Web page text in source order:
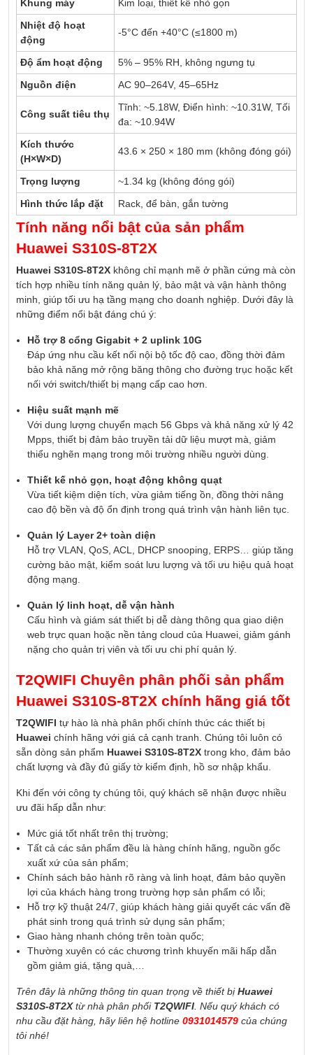
Khung máy
Kim loại, thiết kế nhỏ gọn
Nhiệt độ hoạt
động
-5°C đến +40°C (≤1800 m)
Độ ẩm hoạt động
5% – 95% RH, không ngưng tụ
Nguồn điện
AC 90–264V, 45–65Hz
Công suất tiêu thụ
Tĩnh: ~5.18W, Điển hình: ~10.31W, Tối
đa: ~10.94W
Kích thước
(H×W×D)
43.6 × 250 × 180 mm (không đóng gói)
Trọng lượng
~1.34 kg (không đóng gói)
Hình thức lắp đặt
Rack, để bàn, gắn tường
Tính năng nổi bật của sản phẩm
Huawei S310S-8T2X
Huawei S310S-8T2X không chỉ mạnh mẽ ở phần cứng mà còn
tích hợp nhiều tính năng quản lý, bảo mật và vận hành thông
minh, giúp tối ưu hạ tầng mạng cho doanh nghiệp. Dưới đây là
những điểm nổi bật đáng chú ý:
Hỗ trợ 8 cổng Gigabit + 2 uplink 10G
Đáp ứng nhu cầu kết nối nội bộ tốc độ cao, đồng thời đảm
bảo khả năng mở rộng băng thông cho đường trục hoặc kết
nối với switch/thiết bị mạng cấp cao hơn.
Hiệu suất mạnh mẽ
Với dung lượng chuyển mạch 56 Gbps và khả năng xử lý 42
Mpps, thiết bị đảm bảo truyền tải dữ liệu mượt mà, giảm
thiểu nghẽn mạng trong môi trường nhiều người dùng.
Thiết kế nhỏ gọn, hoạt động không quạt
Vừa tiết kiệm diện tích, vừa giảm tiếng ồn, đồng thời nâng
cao độ bền và độ ổn định trong quá trình vận hành liên tục.
Quản lý Layer 2+ toàn diện
Hỗ trợ VLAN, QoS, ACL, DHCP snooping, ERPS… giúp tăng
cường bảo mật, kiểm soát lưu lượng và tối ưu hiệu quả hoạt
động mạng.
Quản lý linh hoạt, dễ vận hành
Cấu hình và giám sát thiết bị dễ dàng thông qua giao diện
web trực quan hoặc nền tảng cloud của Huawei, giảm gánh
nặng cho quản trị viên và tối ưu chi phí quản lý.
T2QWIFI Chuyên phân phối sản phẩm
Huawei S310S-8T2X chính hãng giá tốt
T2QWIFI tự hào là nhà phân phối chính thức các thiết bị
Huawei chính hãng với giá cả cạnh tranh. Chúng tôi luôn có
sẵn dòng sản phẩm Huawei S310S-8T2X trong kho, đảm bảo
chất lượng và đầy đủ giấy tờ kiểm định, hồ sơ nhập khẩu.
Khi đến với công ty chúng tôi, quý khách sẽ nhận được nhiều
ưu đãi hấp dẫn như:
Mức giá tốt nhất trên thị trường;
Tất cả các sản phẩm đều là hàng chính hãng, nguồn gốc
xuất xứ của sản phẩm;
Chính sách bảo hành rõ ràng và linh hoạt, đảm bảo quyền
lợi của khách hàng trong trường hợp sản phẩm có lỗi;
Hỗ trợ kỹ thuật 24/7, giúp khách hàng giải quyết các vấn đề
phát sinh trong quá trình sử dụng sản phẩm;
Giao hàng nhanh chóng trên toàn quốc;
Thường xuyên có các chương trình khuyến mãi hấp dẫn
gồm giảm giá, tặng quà,…
Trên đây là những thông tin quan trọng về thiết bịHuawei
S310S-8T2X từ nhà phân phối T2QWIFI. Nếu quý khách có
nhu cầu đặt hàng, hãy liên hệ hotline 0931014579 của chúng
tôi nhé!